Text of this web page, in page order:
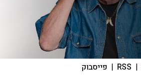
|
RSS
| פייסבוק